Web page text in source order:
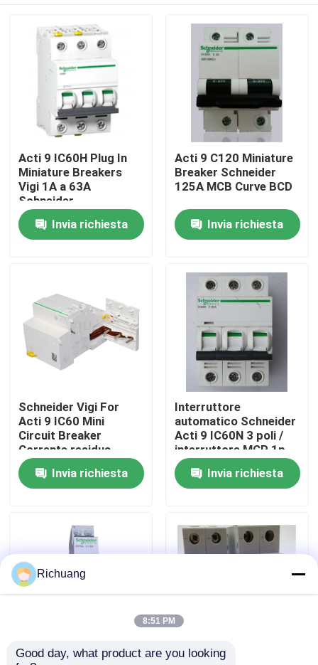
Prodotti
Circa noi
Controllo di qualità
Contattici
Richieda una citazione
Prodotti di automazione industriale
cavi e connettori del plc
Acti 9 IC60H Plug In
Miniature Breakers
Vigi 1A a 63A
Schneider
Invia richiesta
Acti 9 C120 Miniature
Breaker Schneider
125A MCB Curve BCD
Invia richiesta
Schneider Vigi For
Acti 9 IC60 Mini
Circuit Breaker
Corrente residua
Dispositivi aggiuntivi
RCCB Invia richiesta
Interruttore
automatico Schneider
Acti 9 IC60N 3 poli /
interruttore MCP 1p
2p 3p 4p
Invia richiesta
Schneider Acti 9 IDPN
Interruttori automatici
Richuang
8:51 PM
Good day, what product are you looking